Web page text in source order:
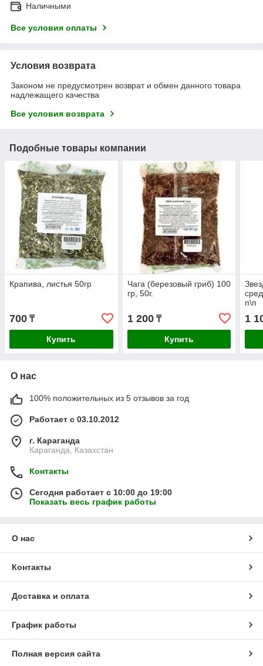
Наличными
Все условия оплаты
Условия возврата
Законом не предусмотрен возврат и обмен данного товара
надлежащего качества
Все условия возврата
Подобные товары компании
Крапива, листья 50гр
700 ₸
Купить
Чага (березовый гриб) 100
гр, 50г.
1 200₸
Купить
п\п
1
О нас
100% положительных из 5 отзывов за год
Работает с 03.10.2012
г. Караганда
Караганда, Казахстан
Контакты
Сегодня работает с 10:00 до 19:00
Показать весь график работы
О нас
Контакты
Доставка и оплата
График работы
Полная версия сайта